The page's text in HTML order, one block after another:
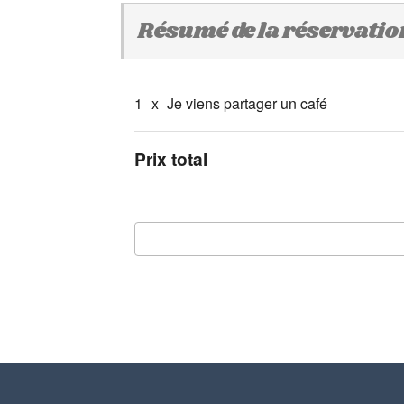
Résumé de la
1 x Je viens partager un café
Prix total